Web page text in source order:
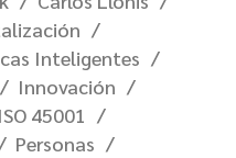
Inteligentes
Innovación
ISO 45001
Personas